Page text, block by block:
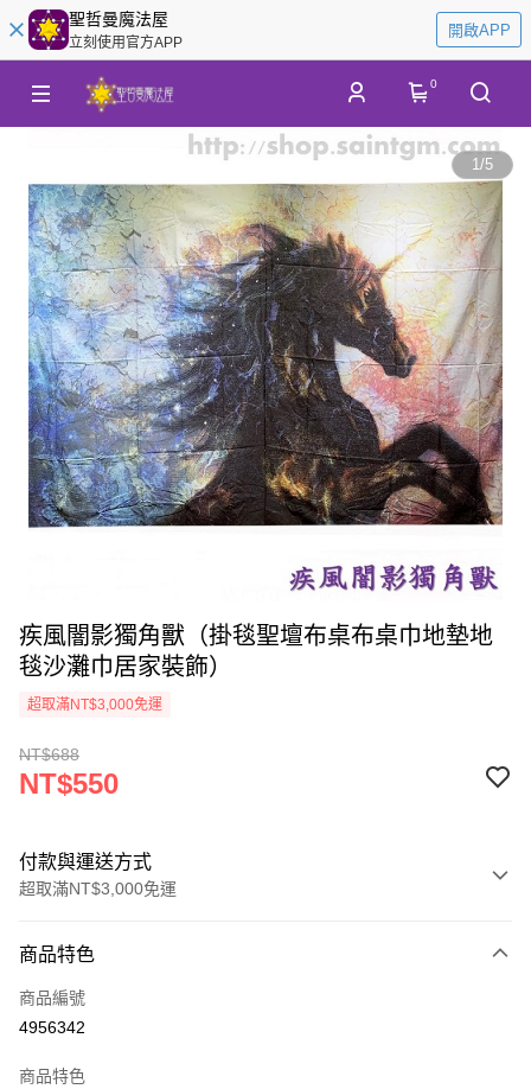
聖哲曼魔法屋
立刻使用官方APP
開啟APP
0
1/5
疾風闇影獨角獸（掛毯聖壇布桌布桌巾地墊地
毯沙灘巾居家裝飾）
超取滿NT$3,000免運
NT$688
NT$550
付款與運送方式
超取滿NT$3,000免運
信用卡一次付款
超商取貨付款
商品特色
商品編號
4956342
商品特色